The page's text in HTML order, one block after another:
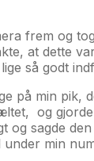
frem og
at dette
så godt
på min pik,
og
og sagde
under min